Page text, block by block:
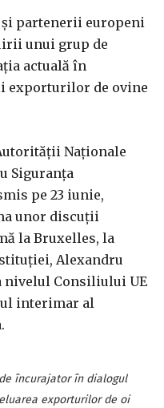
partenerii europeni
unui grup de
actuală în
exporturilor de ovine
Naţionale
Siguranţa
pe 23 iunie,
unor discuţii
la Bruxelles, la
Alexandru
nivelul Consiliului UE
interimar al
încurajator în dialogul
exporturilor de oi